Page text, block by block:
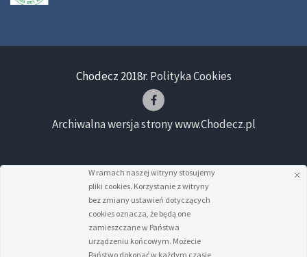
Chodecz 2018r. Polityka Cookies
Archiwalna wersja strony www.Chodecz.pl
W ramach naszej witryny stosujemy
pliki cookies. Korzystanie z witryny
bez zmiany ustawień dotyczących
cookies oznacza, że będą one
zamieszczane w Państwa
urządzeniu końcowym. Możecie
Państwo dokonać w każdym czasie